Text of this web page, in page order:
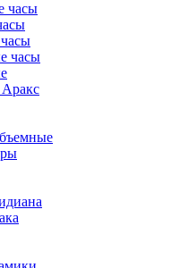
часы
часы